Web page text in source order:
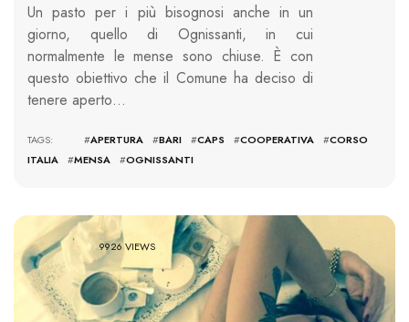
Un pasto per i più bisognosi anche in un
giorno, quello di Ognissanti, in cui
normalmente le mense sono chiuse. È con
questo obiettivo che il Comune ha deciso di
tenere aperto…
TAGS: #APERTURA #BARI #CAPS #COOPERATIVA #CORSO
ITALIA
#MENSA #OGNISSANTI
9926 VIEWS